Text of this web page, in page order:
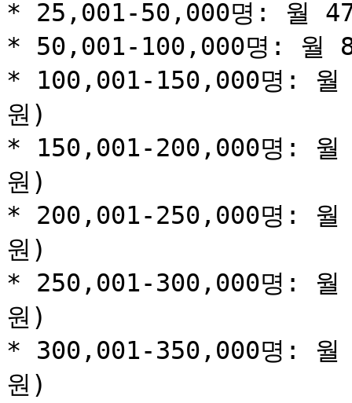
* 25,001-50,000명: 월
* 50,001-100,000명: 월
* 100,001-150,000명:
원)
* 150,001-200,000명:
원)
* 200,001-250,000명:
원)
* 250,001-300,000명:
원)
* 300,001-350,000명:
원)